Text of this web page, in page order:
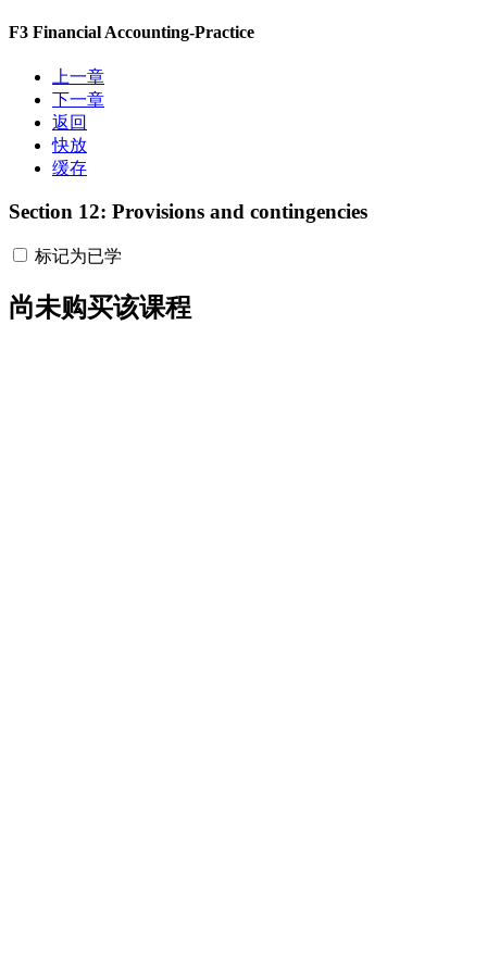
F3 Financial Accounting-Practice
上一章
下一章
返回
快放
缓存
Section 12: Provisions and contingencies
标记为已学
尚未购买该课程